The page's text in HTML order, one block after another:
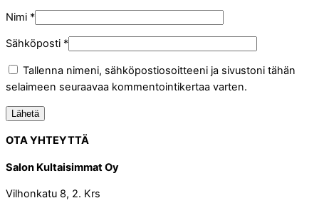
Nimi *
Sähköposti *
Tallenna nimeni, sähköpostiosoitteeni ja sivustoni tähän
selaimeen seuraavaa kommentointikertaa varten.
OTA YHTEYTTÄ
Salon Kultaisimmat Oy
Vilhonkatu 8, 2. Krs